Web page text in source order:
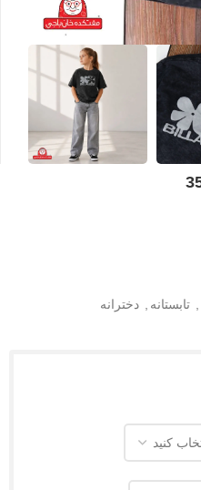
تابستانه
دخترانه